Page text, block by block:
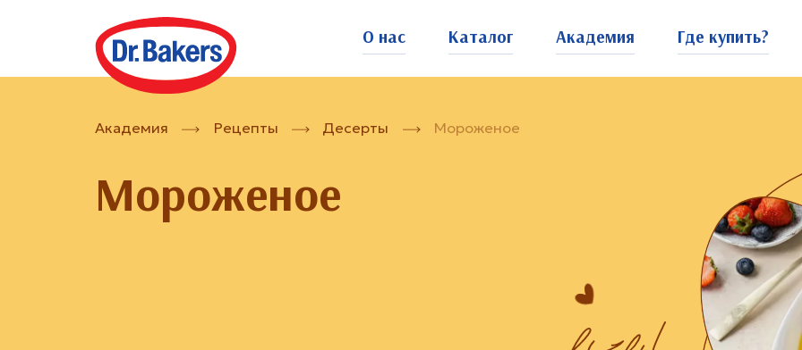
О нас Каталог Академия Где купить?
Академия Рецепты Десерты Мороженое
Мороженое